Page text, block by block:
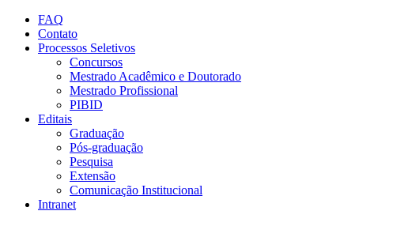
Conteúdo principal
FAQ
Contato
Processos Seletivos
Concursos
Mestrado Acadêmico e Doutorado
Mestrado Profissional
PIBID
Editais
Graduação
Pós-graduação
Pesquisa
Extensão
Comunicação Institucional
Intranet